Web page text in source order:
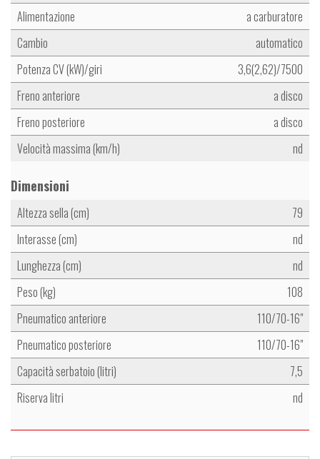
Alimentazione
a carburatore
Cambio
automatico
Potenza CV (kW)/giri
3,6(2,62)/7500
Freno anteriore
a disco
Freno posteriore
a disco
Velocità massima (km/h)
nd
Dimensioni
Altezza sella (cm)
79
Interasse (cm)
nd
Lunghezza (cm)
nd
Peso (kg)
108
Pneumatico anteriore
110/70-16"
Pneumatico posteriore
110/70-16"
Capacità serbatoio (litri)
7,5
Riserva litri
nd